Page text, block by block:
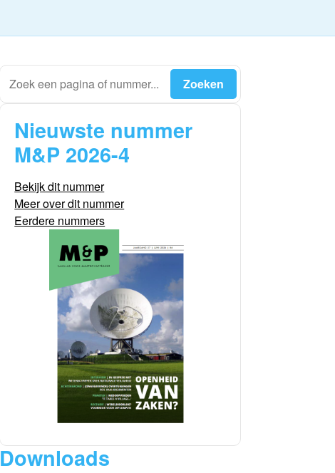
Nieuwste nummer
M&P 2026-4
Bekijk dit nummer
Meer over dit nummer
Eerdere nummers
Downloads